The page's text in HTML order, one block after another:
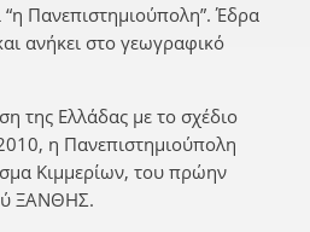
Πανεπιστημιούπολη”. Έδρα
ανήκει στο γεωγραφικό
της Ελλάδας με το σχέδιο
η Πανεπιστημιούπολη
Κιμμερίων, του πρώην
ΞΑΝΘΗΣ.